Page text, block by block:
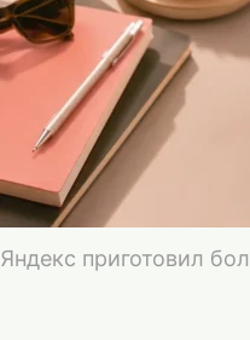
Яндекс приготовил